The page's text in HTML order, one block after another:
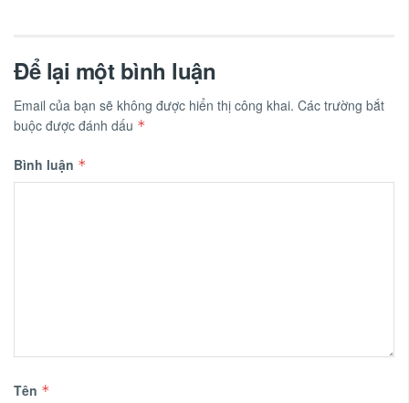
Để lại một bình luận
Email của bạn sẽ không được hiển thị công khai. Các trường bắt
buộc được đánh dấu *
Bình luận *
Tên *